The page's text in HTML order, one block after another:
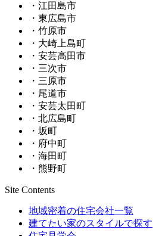
・江田島市
・東広島市
・竹原市
・大崎上島町
・安芸高田市
・三次市
・三原市
・尾道市
・安芸太田町
・北広島町
・坂町
・府中町
・海田町
・熊野町
Site Contents
地域密着の住宅会社一覧
建てたい家のスタイルで探す